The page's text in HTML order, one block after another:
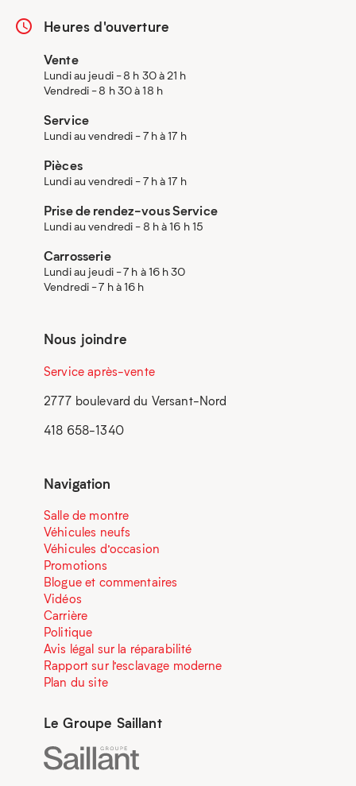
Heures d'ouverture
Vente
Lundi au jeudi - 8 h 30 à 21 h
Vendredi - 8 h 30 à 18 h
Service
Lundi au vendredi - 7 h à 17 h
Pièces
Lundi au vendredi - 7 h à 17 h
Prise de rendez-vous Service
Lundi au vendredi - 8 h à 16 h 15
Carrosserie
Lundi au jeudi - 7 h à 16 h 30
Vendredi - 7 h à 16 h
Nous joindre
Service après-vente
2777 boulevard du Versant-Nord
418 658-1340
Navigation
Salle de montre
Véhicules neufs
Véhicules d’occasion
Promotions
Blogue et commentaires
Vidéos
Carrière
Politique
Avis légal sur la réparabilité
Rapport sur l’esclavage moderne
Plan du site
Le Groupe Saillant